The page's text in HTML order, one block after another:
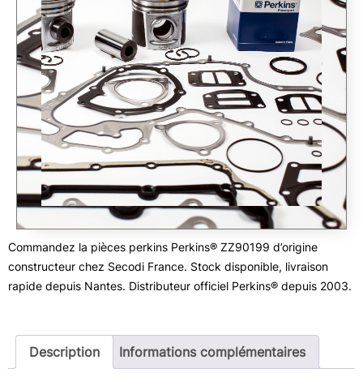
Commandez la pièces perkins Perkins® ZZ90199 d’origine
constructeur chez Secodi France. Stock disponible, livraison
rapide depuis Nantes. Distributeur officiel Perkins® depuis 2003.
Description Informations complémentaires